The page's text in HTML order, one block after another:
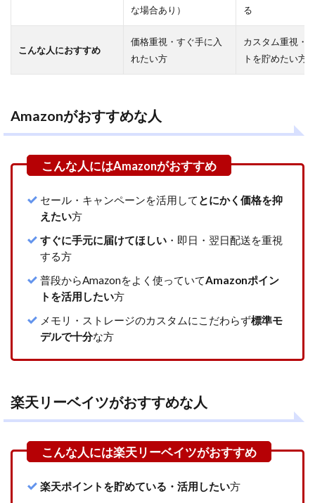
な場合あり）
る
こんな人におすすめ
価格重視・すぐ手に入
れたい方
カスタム重視・
トを貯めたい方
Amazonがおすすめな人
セール・キャンペーンを活用して とにかく価格を抑
えたい方
すぐに手元に届けてほしい・即日・翌日配送を重視
する方
普段からAmazonをよく使っていてAmazonポイン
トを活用したい方
メモリ・ストレージのカスタムにこだわらず標準モ
デルで十分な方
楽天リーベイツがおすすめな人
楽天ポイントを貯めている・活用したい方